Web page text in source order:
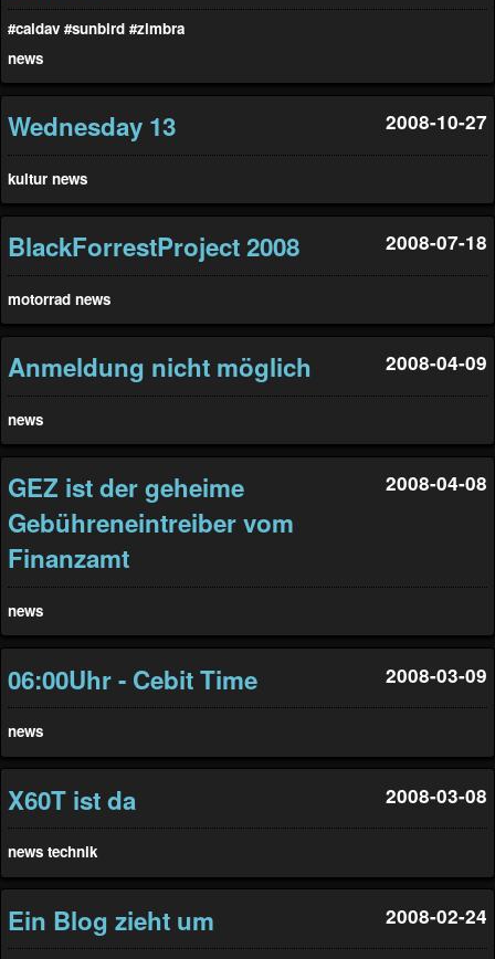
#caldav #sunbird #zimbra
news
Wednesday 13 2008-10-27
kultur news
BlackForrestProject 2008 2008-07-18
motorrad news
Anmeldung nicht möglich 2008-04-09
news
GEZ ist der geheime
Gebühreneintreiber vom
Finanzamt
2008-04-08
news
06:00Uhr - Cebit Time 2008-03-09
news
X60T ist da 2008-03-08
news technik
Ein Blog zieht um 2008-02-24